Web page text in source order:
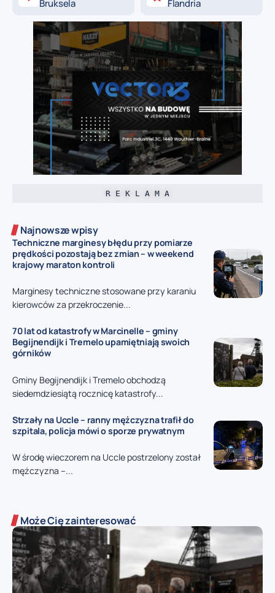
Bruksela Flandria
R E K L A M A
Najnowsze wpisy
Techniczne marginesy błędu przy pomiarze
prędkości pozostają bez zmian – w weekend
krajowy maraton kontroli
Marginesy techniczne stosowane przy karaniu
kierowców za przekroczenie...
70 lat od katastrofy w Marcinelle – gminy
Begijnendijk i Tremelo upamiętniają swoich
górników
Gminy Begijnendijk i Tremelo obchodzą
siedemdziesiątą rocznicę katastrofy...
Strzały na Uccle – ranny mężczyzna trafił do
szpitala, policja mówi o sporze prywatnym
W środę wieczorem na Uccle postrzelony został
mężczyzna –...
Może Cię zainteresować